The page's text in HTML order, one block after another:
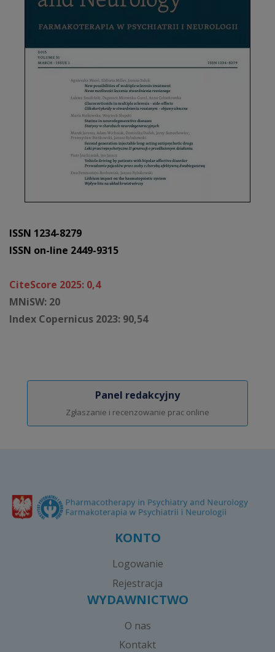
ISSN 1234-8279
ISSN on-line 2449-9315
CiteScore 2025: 0,4
MNiSW: 20
Index Copernicus 2023: 90,54
Panel redakcyjny
Zgłaszanie i recenzowanie prac online
KONTO
Logowanie
Rejestracja
WYDAWNICTWO
O nas
Kontakt